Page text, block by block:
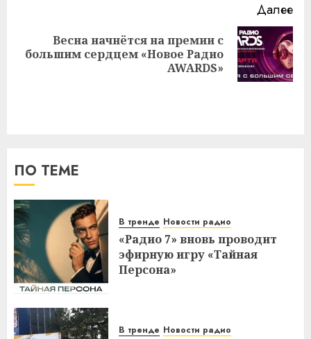
Далее
Следующая
Весна начнётся на премии с
большим сердцем «Новое Радио
AWARDS»
ПО ТЕМЕ
В тренде Новости радио
«Радио 7» вновь проводит
эфирную игру «Тайная
Персона»
В тренде Новости радио